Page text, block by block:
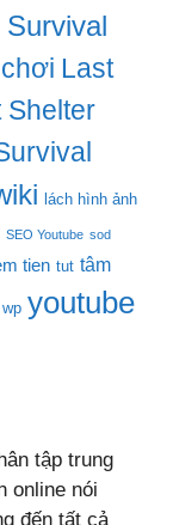
Last
Shelter
lách hình ảnh
SEO Youtube sod
tien tut tâm
wp youtube
tập trung
online nói
đến tất cả